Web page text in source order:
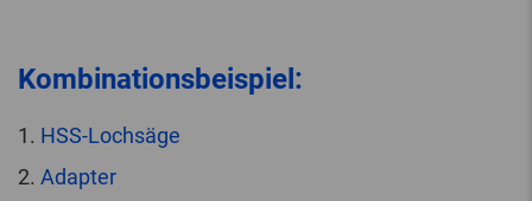
Kombinationsbeispiel:
1. HSS-Lochsäge
2. Adapter